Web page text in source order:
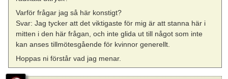
Varför frågar jag så här konstigt?
Svar: Jag tycker att det viktigaste för mig är att stanna här i
mitten i den här frågan, och inte glida ut till något som inte
kan anses tillmötesgående för kvinnor generellt.
Hoppas ni förstår vad jag menar.